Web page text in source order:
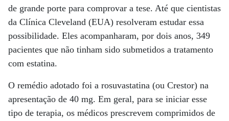
de grande porte para comprovar a tese. Até que cientistas
da Clínica Cleveland (EUA) resolveram estudar essa
possibilidade. Eles acompanharam, por dois anos, 349
pacientes que não tinham sido submetidos a tratamento
com estatina.
O remédio adotado foi a rosuvastatina (ou Crestor) na
apresentação de 40 mg. Em geral, para se iniciar esse
tipo de terapia, os médicos prescrevem comprimidos de